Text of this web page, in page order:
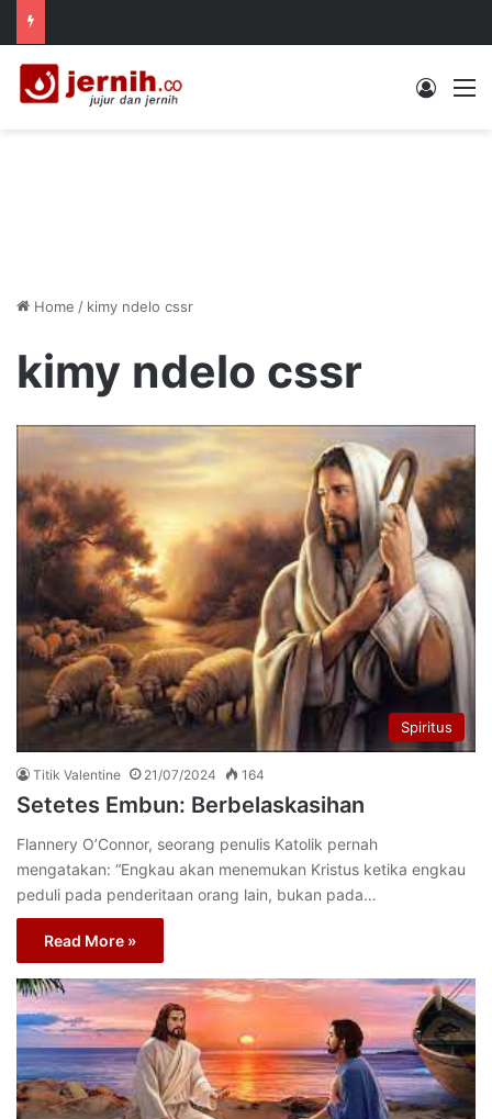
Log In
Home / kimy ndelo cssr
kimy ndelo cssr
Spiritus
Titik Valentine 21/07/2024 164
Setetes Embun: Berbelaskasihan
Flannery O’Connor, seorang penulis Katolik pernah
mengatakan: “Engkau akan menemukan Kristus ketika engkau
peduli pada penderitaan orang lain, bukan pada…
Read More »